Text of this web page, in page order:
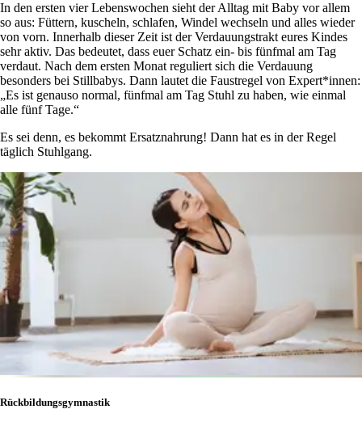
In den ersten vier Lebenswochen sieht der Alltag mit Baby vor allem
so aus: Füttern, kuscheln, schlafen, Windel wechseln und alles wieder
von vorn. Innerhalb dieser Zeit ist der Verdauungstrakt eures Kindes
sehr aktiv. Das bedeutet, dass euer Schatz ein- bis fünfmal am Tag
verdaut. Nach dem ersten Monat reguliert sich die Verdauung
besonders bei Stillbabys. Dann lautet die Faustregel von Expert*innen:
„Es ist genauso normal, fünfmal am Tag Stuhl zu haben, wie einmal
alle fünf Tage.“
Es sei denn, es bekommt Ersatznahrung! Dann hat es in der Regel
täglich Stuhlgang.
Rückbildungsgymnastik